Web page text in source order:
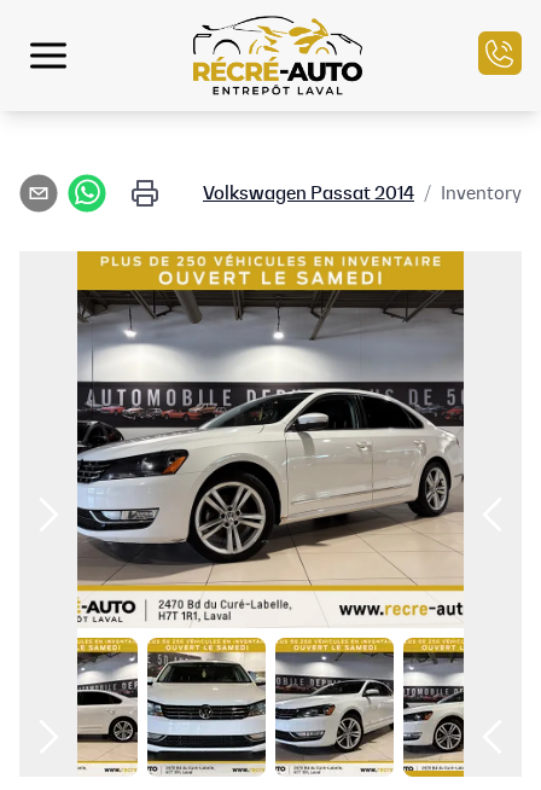
التمويل
بيع سيارتك
مركز الخدمة
تواصل معنا
العربية
Inventory
/
Volkswagen Passat 2014